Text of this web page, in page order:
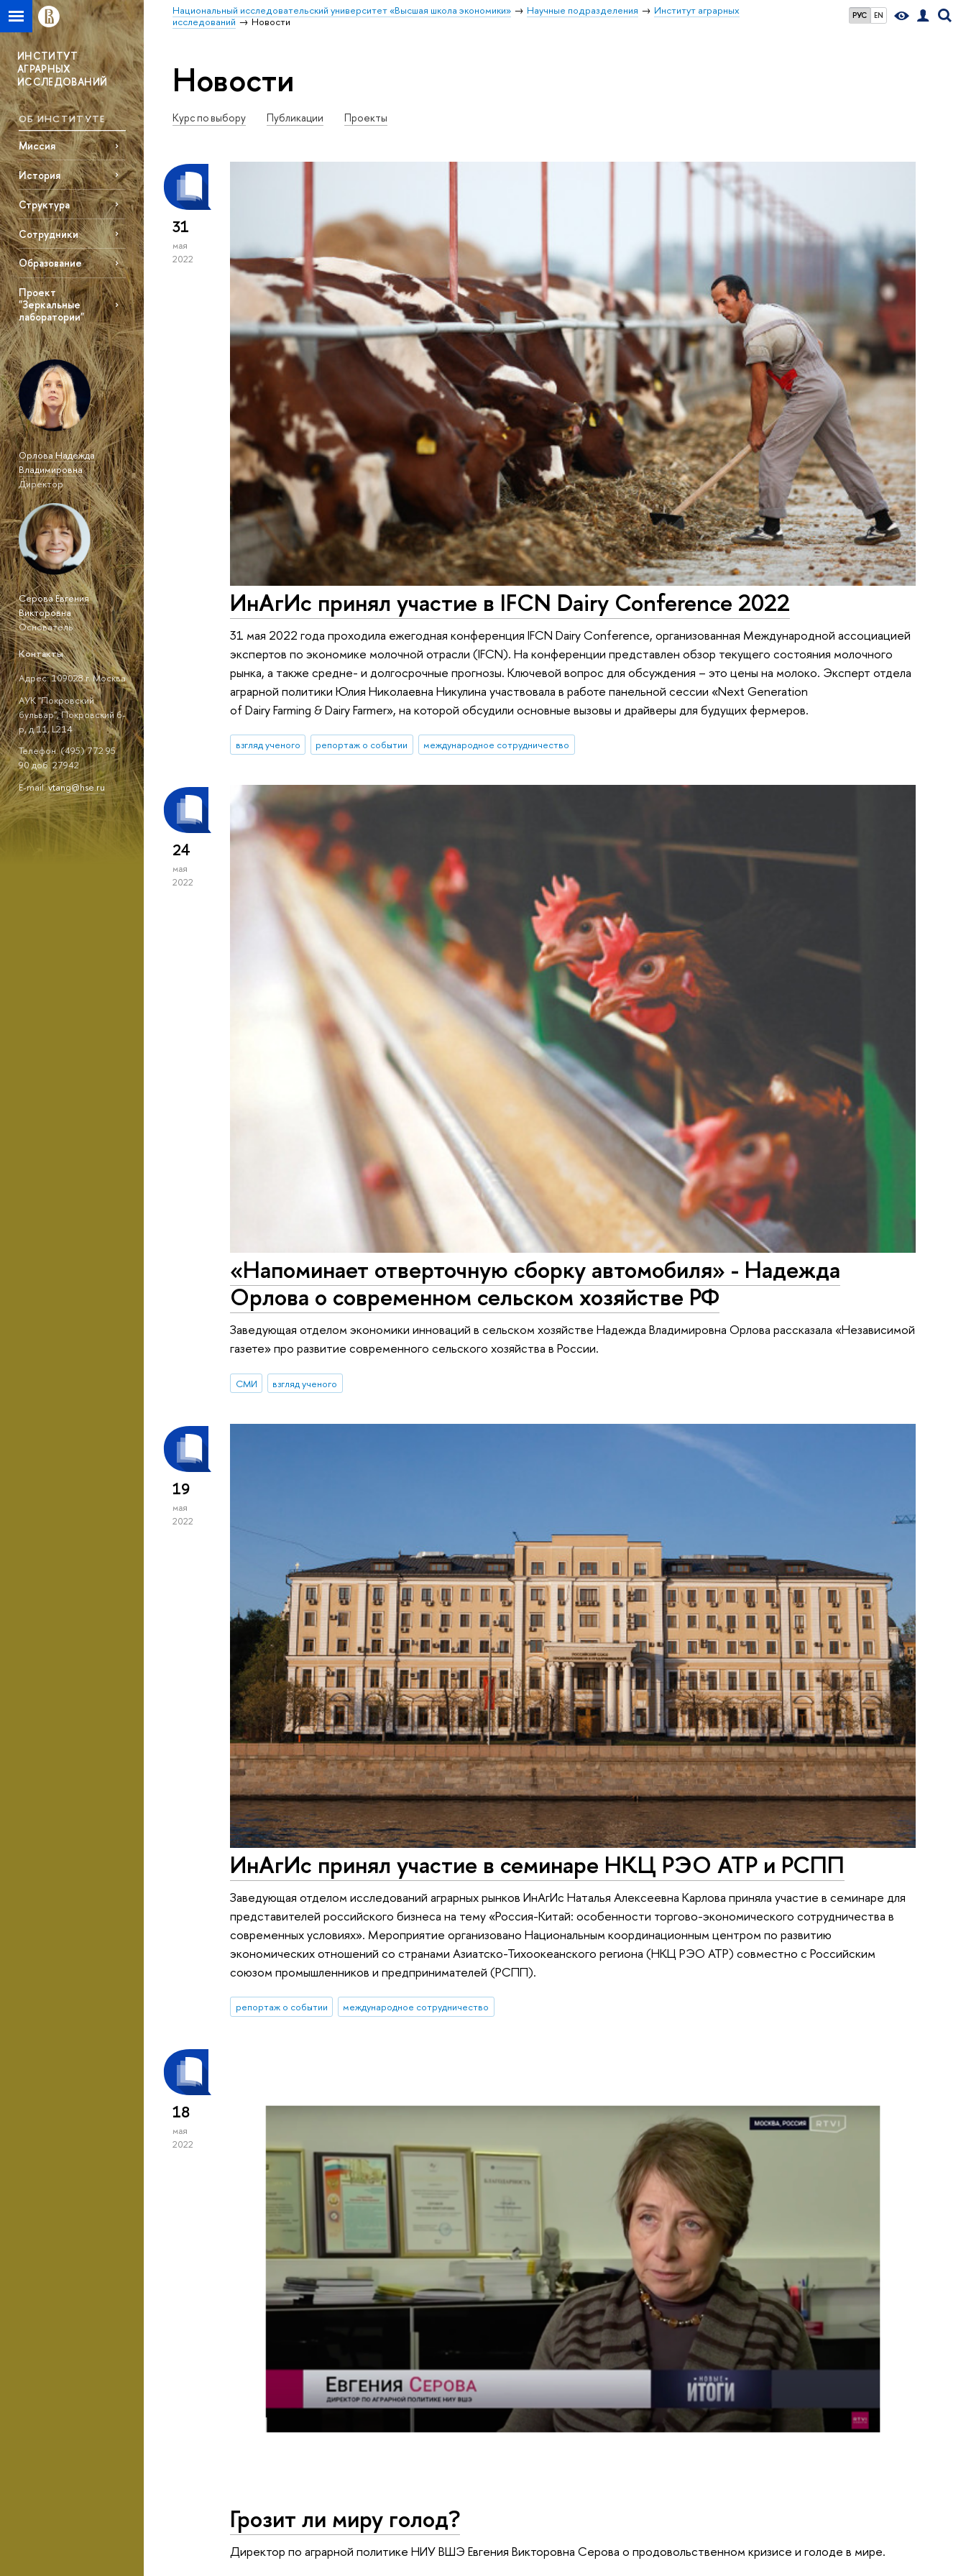
РУС EN
Национальный исследовательский университет «Высшая школа экономики» Научные подразделения
Институт аграрных
исследований
Новости
ИНСТИТУТ
АГРАРНЫХ
ИССЛЕДОВАНИЙ
ОБ ИНСТИТУТЕ
Миссия
История
Структура
Сотрудники
Образование
Проект
"Зеркальные
лаборатории"
Орлова Надежда
Владимировна
Директор
Серова Евгения
Викторовна
Основатель
Контакты
Адрес: 109028 г. Москва
АУК "Покровский
бульвар", Покровский б-
р, д.11, L214
Телефон: (495) 772 95
90 доб. 27942
E-mail:vtang@hse.ru
Новости
Курс по выбору Публикации Проекты
31
мая
2022
ИнАгИс принял участие в IFCN Dairy Conference 2022
31 мая 2022 года проходила ежегодная конференция IFCN Dairy Conference, организованная Международной ассоциацией
экспертов по экономике молочной отрасли (IFCN). На конференции представлен обзор текущего состояния молочного
рынка, а также средне- и долгосрочные прогнозы. Ключевой вопрос для обсуждения – это цены на молоко. Эксперт отдела
аграрной политики Юлия Николаевна Никулина участвовала в работе панельной сессии «Next Generation
of Dairy Farming & Dairy Farmer», на которой обсудили основные вызовы и драйверы для будущих фермеров.
взгляд ученого репортаж о событии международное сотрудничество
24
мая
2022
«Напоминает отверточную сборку автомобиля» - Надежда
Орлова о современном сельском хозяйстве РФ
Заведующая отделом экономики инноваций в сельском хозяйстве Надежда Владимировна Орлова рассказала «Независимой
газете» про развитие современного сельского хозяйства в России.
СМИ взгляд ученого
19
мая
2022
ИнАгИс принял участие в семинаре НКЦ РЭО АТР и РСПП
Заведующая отделом исследований аграрных рынков ИнАгИс Наталья Алексеевна Карлова приняла участие в семинаре для
представителей российского бизнеса на тему «Россия-Китай: особенности торгово-экономического сотрудничества в
современных условиях». Мероприятие организовано Национальным координационным центром по развитию
экономических отношений со странами Азиатско-Тихоокеанского региона (НКЦ РЭО АТР) совместно с Российским
союзом промышленников и предпринимателей (РСПП).
репортаж о событии международное сотрудничество
18
мая
2022
Грозит ли миру голод?
Директор по аграрной политике НИУ ВШЭ Евгения Викторовна Серова о продовольственном кризисе и голоде в мире.